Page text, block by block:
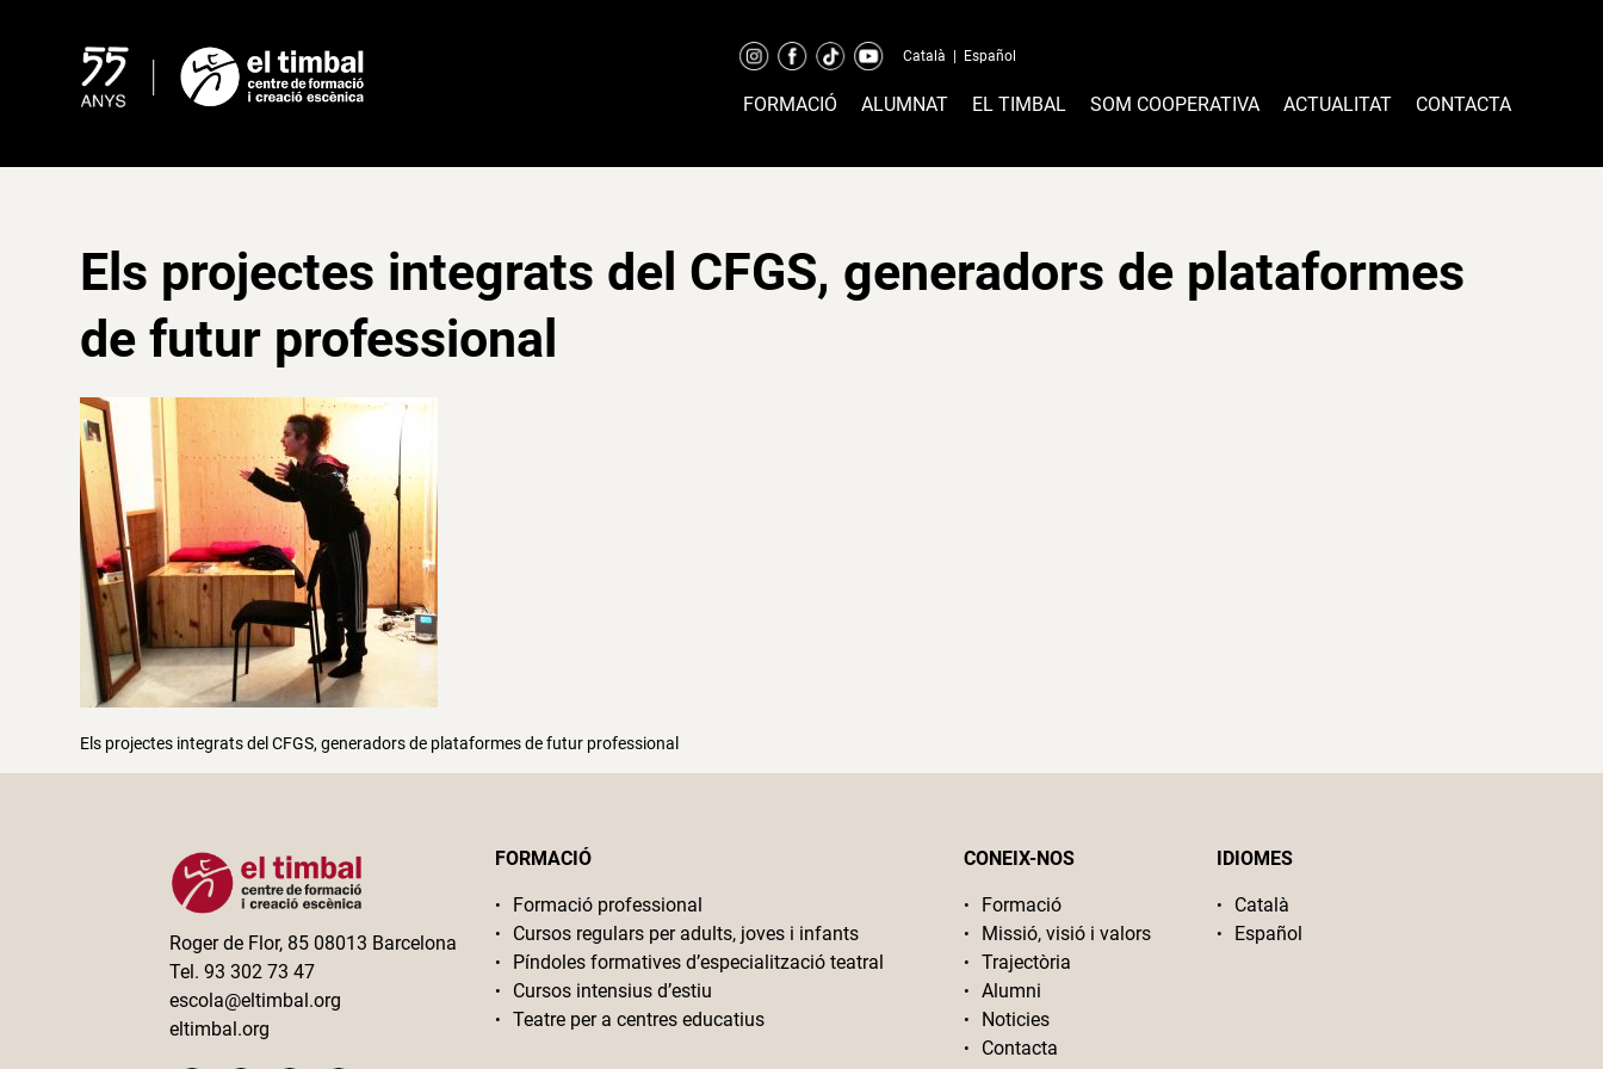
Català Español
FORMACIÓ ALUMNAT EL TIMBAL SOM COOPERATIVA ACTUALITAT CONTACTA
Els projectes integrats del CFGS, generadors de plataformes
de futur professional
Els projectes integrats del CFGS, generadors de plataformes de futur professional
Roger de Flor, 85 08013 Barcelona
Tel. 93 302 73 47
escola@eltimbal.org
eltimbal.org
FORMACIÓ
Formació professional
Cursos regulars per adults, joves i infants
Píndoles formatives d’especialització teatral
Cursos intensius d’estiu
Teatre per a centres educatius
CONEIX-NOS
Formació
Missió, visió i valors
Trajectòria
Alumni
Noticies
Contacta
IDIOMES
Català
Español